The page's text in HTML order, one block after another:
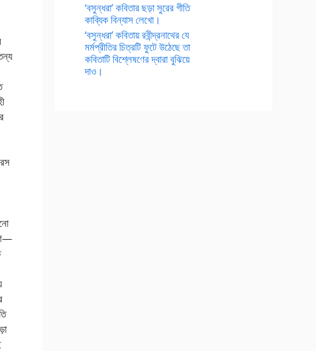
‘বসুন্ধরা’ কবিতার ছড়া সুরের গীতি
কাব্যিক বিন্যাস লেখো।
‘বসুন্ধরা’ কবিতায় রবীন্দ্রনাথের যে
মর্মপ্রীতির চিত্রটি ফুটে উঠেছে তা
কবিতাটি বিশ্লেষণের দ্বারা বুঝিয়ে
দাও।